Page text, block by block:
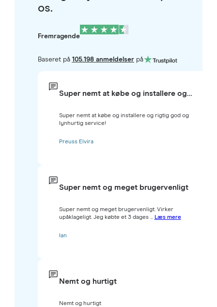
os.
Fremragende
Baseret på 105.198 anmeldelserpå
Super nemt at købe og installere og…
Super nemt at købe og installere og rigtig god og
lynhurtig service!
Preuss Elvira
Super nemt og meget brugervenligt
Super nemt og meget brugervenligt. Virker
upåklageligt. Jeg købte et 3 dages ... Læs mere
Ian
Nemt og hurtigt
Nemt og hurtigt